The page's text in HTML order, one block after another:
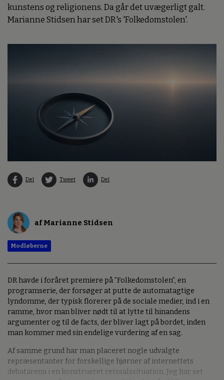
kunstens og religionens. Da går det uvægerligt galt.
Marianne Stidsen har set DR's 'Folkedomstolen'.
Del Tweet Del
af Marianne Stidsen
Modløberne
DR havde i foråret premiere på ”Folkedomstolen”, en
programserie, der forsøger at putte de automatagtige
lyndomme, der typisk florerer på de sociale medier, ind i en
ramme, hvor man bliver nødt til at lytte til hinandens
argumenter og til de facts, der bliver lagt på bordet, inden
man kommer med sin endelige vurdering af en sag.
Af samme grund har man placeret nogle udvalgte
repræsentanter for forskellige hjørner af internettets
debatarena i en konstrueret retssalssituation. Jeg har set